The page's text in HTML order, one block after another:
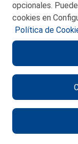
opcionales.
cookies en
Política de